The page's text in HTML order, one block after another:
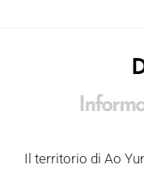
Il territorio di Ao